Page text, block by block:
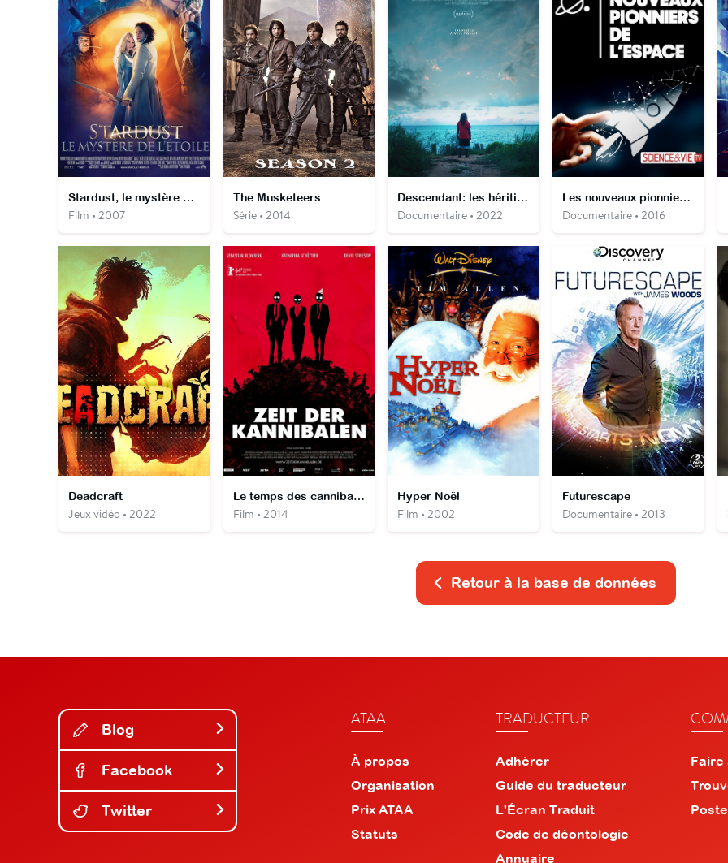
Stardust, le mystère de l'étoile
Film • 2007
The Musketeers
Série • 2014
Descendant: les héritiers d'Africatown
Documentaire • 2022
Les nouveaux pionniers de l'espace
Documentaire • 2016
Deadcraft
Jeux vidéo • 2022
Le temps des cannibales
Film • 2014
Hyper Noël
Film • 2002
Futurescape
Documentaire • 2013
Retour à la base de données
Blog
Facebook
Twitter
ATAA
À propos
Organisation
Prix ATAA
Statuts
TRADUCTEUR
Adhérer
Guide du traducteur
L'Écran Traduit
Code de déontologie
Annuaire